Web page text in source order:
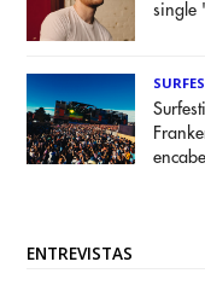
single
ENTREVISTAS